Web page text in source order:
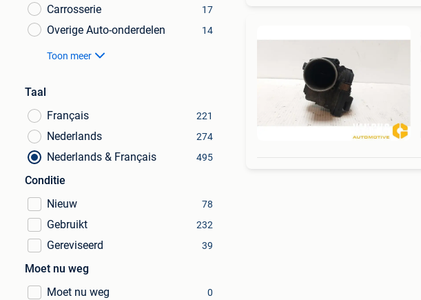
Carrosserie 17
Overige Auto-onderdelen 14
Toon meer
Taal
Français
221
Nederlands 274
Nederlands & Français 495
Conditie
Nieuw
78
Gebruikt 232
Gereviseerd 39
Moet nu weg
Moet nu weg
0